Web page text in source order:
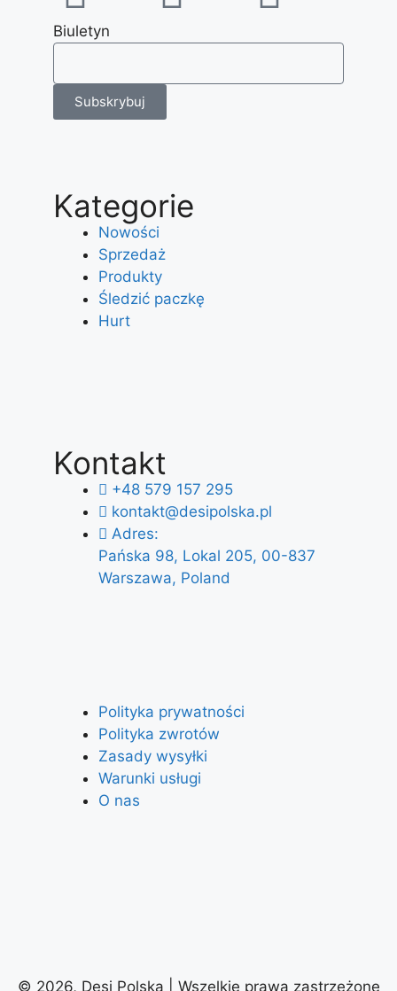
Biuletyn
Subskrybuj
Kategorie
Nowości
Sprzedaż
Produkty
Śledzić paczkę
Hurt
Kontakt
+48 579 157 295
kontakt@desipolska.pl
Adres:
Pańska 98, Lokal 205, 00-837
Warszawa, Poland
Polityka prywatności
Polityka zwrotów
Zasady wysyłki
Warunki usługi
O nas
© 2026, Desi Polska | Wszelkie prawa zastrzeżone